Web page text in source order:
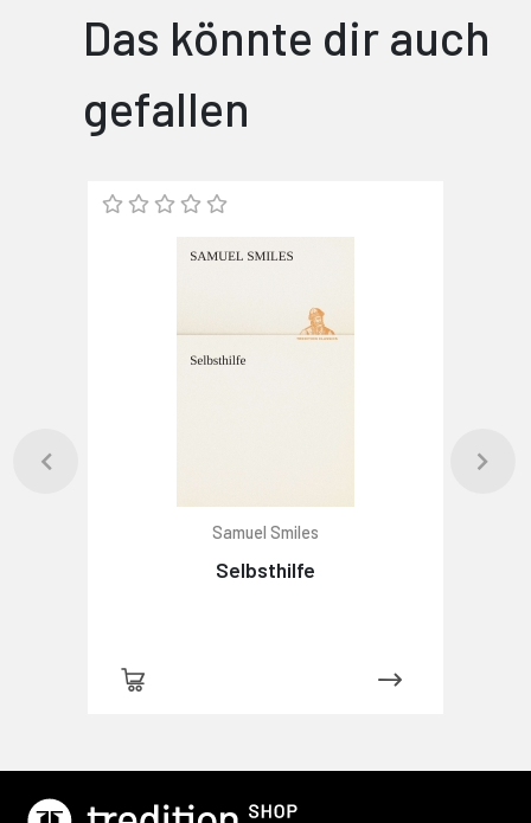
Das könnte dir auch
gefallen
Samuel Smiles
Selbsthilfe